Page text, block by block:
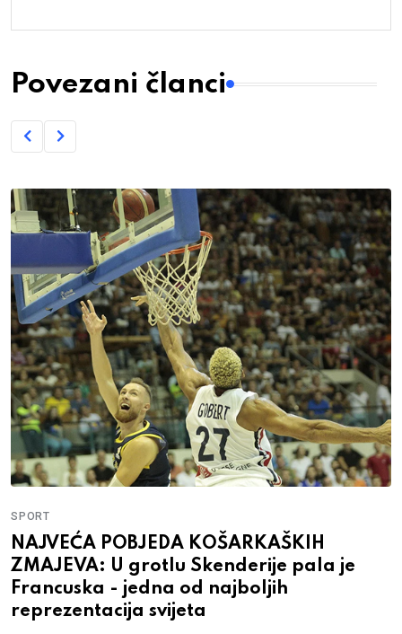
Povezani članci
SPORT
NAJVEĆA POBJEDA KOŠARKAŠKIH
ZMAJEVA: U grotlu Skenderije pala je
Francuska - jedna od najboljih
reprezentacija svijeta